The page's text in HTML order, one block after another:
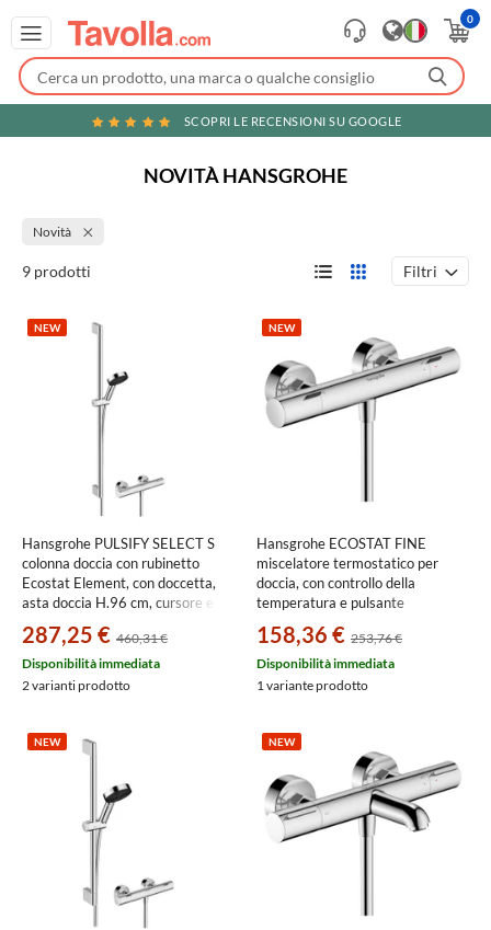
0
SCOPRI LE RECENSIONI SU GOOGLE
NOVITÀ HANSGROHE
Novità
9 prodotti Filtri
NEW
Hansgrohe PULSIFY SELECT S
colonna doccia con rubinetto
Ecostat Element, con doccetta,
asta doccia H.96 cm, cursore e
24271000
287,25 € 460,31 €
Disponibilità immediata
2 varianti prodotto
NEW
Hansgrohe ECOSTAT FINE
miscelatore termostatico per
doccia, con controllo della
temperatura e pulsante
13324000
158,36 € 253,76 €
Disponibilità immediata
1 variante prodotto
NEW NEW